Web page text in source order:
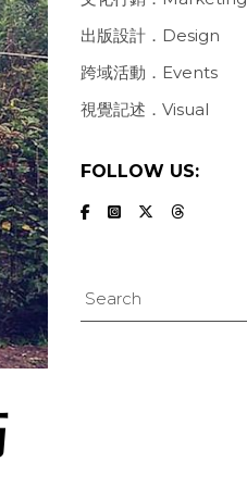
出版設計．Design
跨域活動．Events
視覺記述．Visual
FOLLOW US:
Search